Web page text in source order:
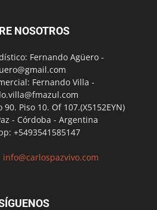
NOSOTROS
Fernando Agüero -
Fernando Villa -
Piso 10. Of 107.(X5152EYN)
- Córdoba - Argentina
+5493541585147
info@carlospazvivo.com